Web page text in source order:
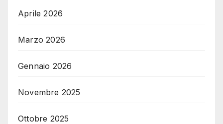
Aprile 2026
Marzo 2026
Gennaio 2026
Novembre 2025
Ottobre 2025